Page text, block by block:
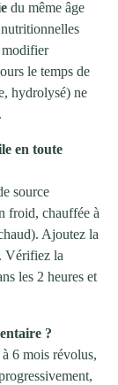
du même âge
nutritionnelles
modifier
le temps de
hydrolysé) ne
en toute
source
froid, chauffée à
Ajoutez la
Vérifiez la
les 2 heures et
?
6 mois révolus,